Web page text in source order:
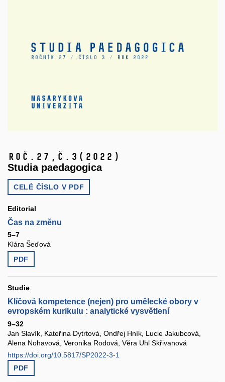
Roč.27, č.3 (2022)
Studia paedagogica
CELÉ ČÍSLO V PDF
Editorial
Čas na změnu
5–7
Klára Šeďová
PDF
Studie
Klíčová kompetence (nejen) pro umělecké obory v
evropském kurikulu : analytické vysvětlení
9–32
Jan Slavík, Kateřina Dytrtová, Ondřej Hník, Lucie Jakubcová,
Alena Nohavová, Veronika Rodová, Věra Uhl Skřivanová
https://doi.org/10.5817/SP2022-3-1
PDF